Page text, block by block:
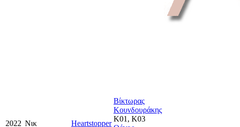
2022 Νικ Heartstopper
Βίκτωρας
Κουνδουράκης
Κ01, Κ03